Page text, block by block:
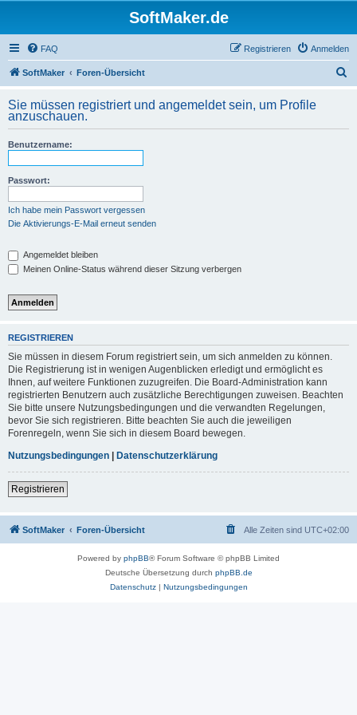
SoftMaker.de
FAQ Anmelden
Registrieren
SoftMaker Foren-Übersicht
h
Sie müssen registriert und angemeldet sein, um Profile
anzuschauen.
Benutzername:
Passwort:
Ich habe mein Passwort vergessen
Die Aktivierungs-E-Mail erneut senden
Angemeldet bleiben
Meinen Online-Status während dieser Sitzung verbergen
REGISTRIEREN
Sie müssen in diesem Forum registriert sein, um sich anmelden zu können.
Die Registrierung ist in wenigen Augenblicken erledigt und ermöglicht es
Ihnen, auf weitere Funktionen zuzugreifen. Die Board-Administration kann
registrierten Benutzern auch zusätzliche Berechtigungen zuweisen. Beachten
Sie bitte unsere Nutzungsbedingungen und die verwandten Regelungen,
bevor Sie sich registrieren. Bitte beachten Sie auch die jeweiligen
Forenregeln, wenn Sie sich in diesem Board bewegen.
Nutzungsbedingungen | Datenschutzerklärung
Registrieren
SoftMaker Foren-Übersicht Alle Zeiten sind UTC+02:00
Powered by phpBB® Forum Software © phpBB Limited
Deutsche Übersetzung durch phpBB.de
Datenschutz| Nutzungsbedingungen